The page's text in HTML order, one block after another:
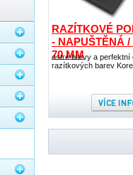
RAZÍTKOVÉ
- NAPUŠTĚNÁ /
70 MM
ostré barvy a perfektní
razítkových barev